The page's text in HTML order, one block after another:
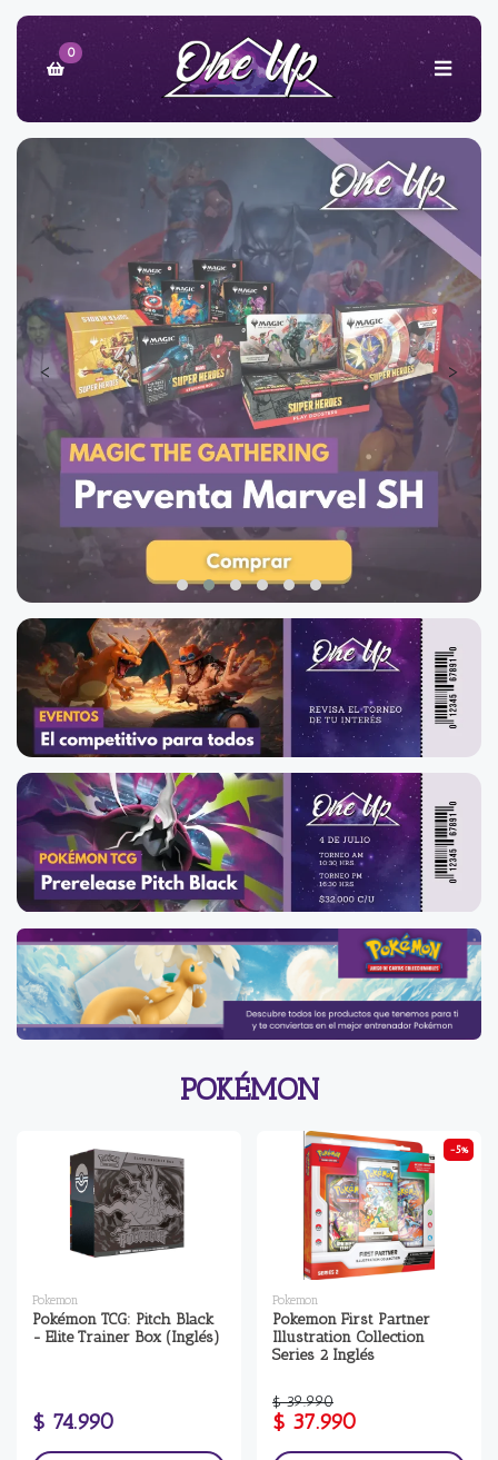
0
‹ ›
POKÉMON
Pokemon
Pokémon TCG: Pitch Black
- Elite Trainer Box (Inglés)
$ 74.990
-5%
Pokemon
Pokemon First Partner
Illustration Collection
Series 2 Inglés
$ 39.990
$ 37.990